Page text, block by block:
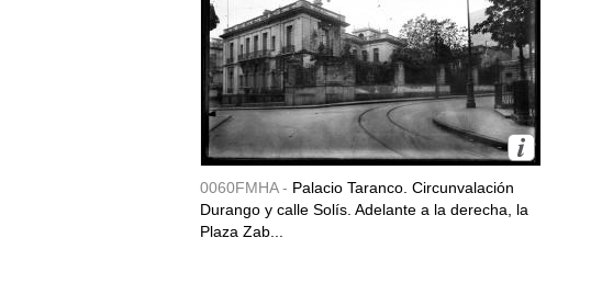
0060FMHA - Palacio Taranco. Circunvalación
Durango y calle Solís. Adelante a la derecha, la
Plaza Zab...